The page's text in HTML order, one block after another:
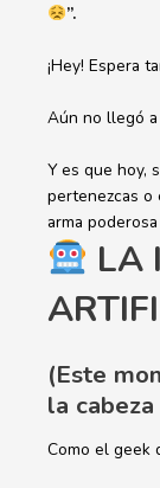
”.
¡Hey! Espera
Aún no llegó
Y es que hoy,
pertenezcas o
arma
LA
(Este
la cabeza
Como el geek